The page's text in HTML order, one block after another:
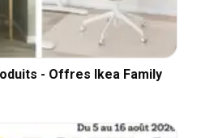
- Offres Ikea Family